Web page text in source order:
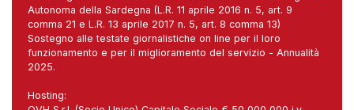
Autonoma della Sardegna (L.R. 11 aprile 2016 n. 5, art. 9
comma 21 e L.R. 13 aprile 2017 n. 5, art. 8 comma 13)
Sostegno alle testate giornalistiche on line per il loro
funzionamento e per il miglioramento del servizio - Annualità
2025.
Hosting: